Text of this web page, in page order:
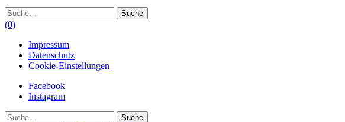
Suche
(0)
Impressum
Datenschutz
Cookie-Einstellungen
Facebook
Instagram
Suche